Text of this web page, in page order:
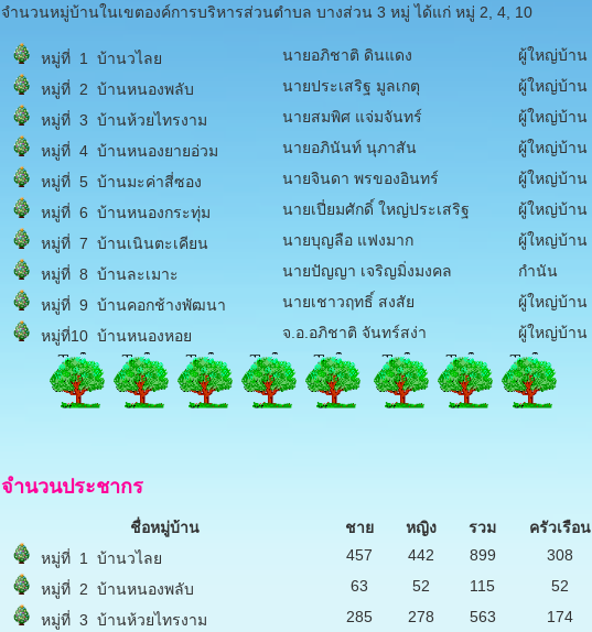
จำนวนหมู่บ้านในเขตองค์การบริหารส่วนตำบล บางส่วน 3 หมู่ ได้แก่ หมู่ 2, 4, 10
หมู่ที่ 1 บ้านวไลย นายอภิชาติ ดินแดง
ผู้ใหญ่บ้าน
หมู่ที่ 2 บ้านหนองพลับ
นายประเสริฐ มูลเกตุ
ผู้ใหญ่บ้าน
หมู่ที่ 3 บ้านห้วยไทรงาม
นายสมพิศ แจ่มจันทร์
ผู้ใหญ่บ้าน
หมู่ที่ 4 บ้านหนองยายอ่วม
นายอภินันท์ นุภาสัน
ผู้ใหญ่บ้าน
หมู่ที่ 5 บ้านมะค่าสี่ซอง
นายจินดา พรของอินทร์
ผู้ใหญ่บ้าน
หมู่ที่ 6 บ้านหนองกระทุ่ม
นายเปี่ยมศักดิ์ ใหญ่ประเสริฐ
ผู้ใหญ่บ้าน
หมู่ที่ 7 บ้านเนินตะเคียน
นายบุญลือ แฟงมาก
ผู้ใหญ่บ้าน
หมู่ที่ 8 บ้านละเมาะ
นายปัญญา เจริญมิ่งมงคล
กำนัน
หมู่ที่ 9 บ้านคอกช้างพัฒนา
นายเชาวฤทธิ์ สงสัย
ผู้ใหญ่บ้าน
หมู่ที่10 บ้านหนองหอย
จ.อ.อภิชาติ จันทร์สง่า ผู้ใหญ่บ้าน
จำนวนประชากร
ชื่อหมู่บ้าน ชาย หญิง รวม
ครัวเรือน
หมู่ที่ 1 บ้านวไลย
457 442 899
308
หมู่ที่ 2 บ้านหนองพลับ
63 52 115
52
หมู่ที่ 3 บ้านห้วยไทรงาม
285 278 563
174